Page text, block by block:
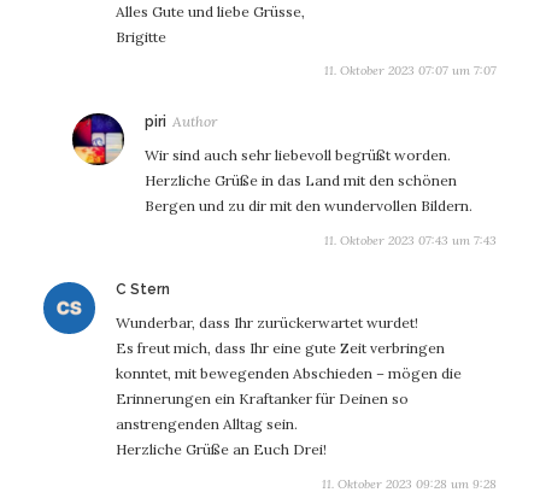
Alles Gute und liebe Grüsse,
Brigitte
11. Oktober 2023 07:07 um 7:07
piri sagt:
Wir sind auch sehr liebevoll begrüßt worden.
Herzliche Grüße in das Land mit den schönen
Bergen und zu dir mit den wundervollen Bildern.
11. Oktober 2023 07:43 um 7:43
C Stern
Wunderbar, dass Ihr zurückerwartet wurdet!
Es freut mich, dass Ihr eine gute Zeit verbringen
konntet, mit bewegenden Abschieden – mögen die
Erinnerungen ein Kraftanker für Deinen so
anstrengenden Alltag sein.
Herzliche Grüße an Euch Drei!
11. Oktober 2023 09:28 um 9:28